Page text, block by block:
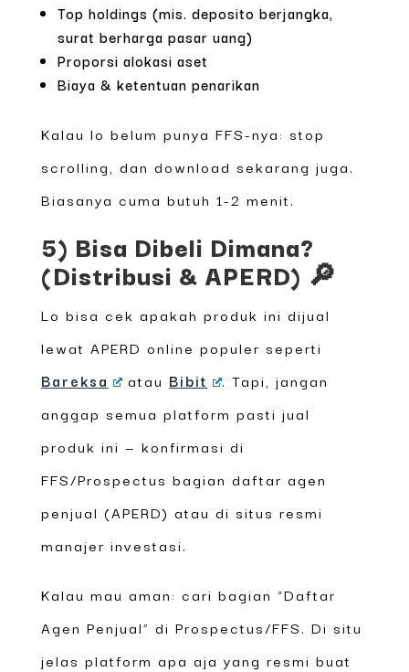
Top holdings (mis. deposito berjangka,
surat berharga pasar uang)
Proporsi alokasi aset
Biaya & ketentuan penarikan
Kalau lo belum punya FFS-nya: stop
scrolling, dan download sekarang juga.
Biasanya cuma butuh 1-2 menit.
5) Bisa Dibeli Dimana?
(Distribusi & APERD) 🔎
Lo bisa cek apakah produk ini dijual
lewat APERD online populer seperti
Bareksa
atau Bibit
. Tapi, jangan
anggap semua platform pasti jual
produk ini — konfirmasi di
FFS/Prospectus bagian daftar agen
penjual (APERD) atau di situs resmi
manajer investasi.
Kalau mau aman: cari bagian “Daftar
Agen Penjual” di Prospectus/FFS. Di situ
jelas platform apa aja yang resmi buat